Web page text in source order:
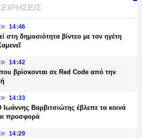
14:46
στη δημοσιότητα βίντεο με τον ηγέτη
14:42
βρίσκονται σε Red Code από την
14:33
Ιωάννης Βαρβιτσιώτης έβλεπε τα κοινά
προσφορά
14:29